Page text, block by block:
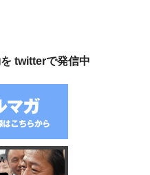
twitterで発信中